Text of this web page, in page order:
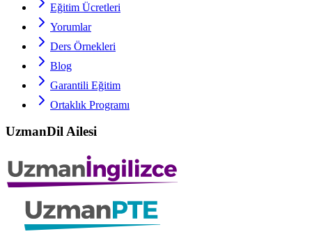
Eğitim Ücretleri
Yorumlar
Ders Örnekleri
Blog
Garantili Eğitim
Ortaklık Programı
UzmanDil Ailesi